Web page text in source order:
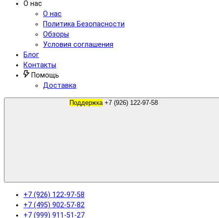
О нас
О нас
Политика Безопасности
Обзоры
Условия соглашения
Блог
Контакты
Помощь
Доставка
Поддержка +7 (926) 122-97-58
+7 (926) 122-97-58
+7 (495) 902-57-82
+7 (999) 911-51-27